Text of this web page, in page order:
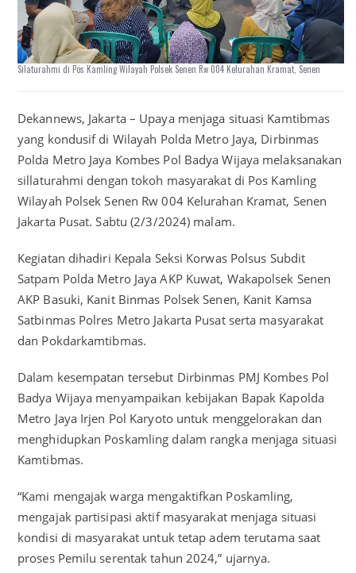
Silaturahmi di Pos Kamling Wilayah Polsek Senen Rw 004 Kelurahan Kramat, Senen
Dekannews, Jakarta – Upaya menjaga situasi Kamtibmas
yang kondusif di Wilayah Polda Metro Jaya, Dirbinmas
Polda Metro Jaya Kombes Pol Badya Wijaya melaksanakan
sillaturahmi dengan tokoh masyarakat di Pos Kamling
Wilayah Polsek Senen Rw 004 Kelurahan Kramat, Senen
Jakarta Pusat. Sabtu (2/3/2024) malam.
Kegiatan dihadiri Kepala Seksi Korwas Polsus Subdit
Satpam Polda Metro Jaya AKP Kuwat, Wakapolsek Senen
AKP Basuki, Kanit Binmas Polsek Senen, Kanit Kamsa
Satbinmas Polres Metro Jakarta Pusat serta masyarakat
dan Pokdarkamtibmas.
Dalam kesempatan tersebut Dirbinmas PMJ Kombes Pol
Badya Wijaya menyampaikan kebijakan Bapak Kapolda
Metro Jaya Irjen Pol Karyoto untuk menggelorakan dan
menghidupkan Poskamling dalam rangka menjaga situasi
Kamtibmas.
“Kami mengajak warga mengaktifkan Poskamling,
mengajak partisipasi aktif masyarakat menjaga situasi
kondisi di masyarakat untuk tetap adem terutama saat
proses Pemilu serentak tahun 2024,” ujarnya.